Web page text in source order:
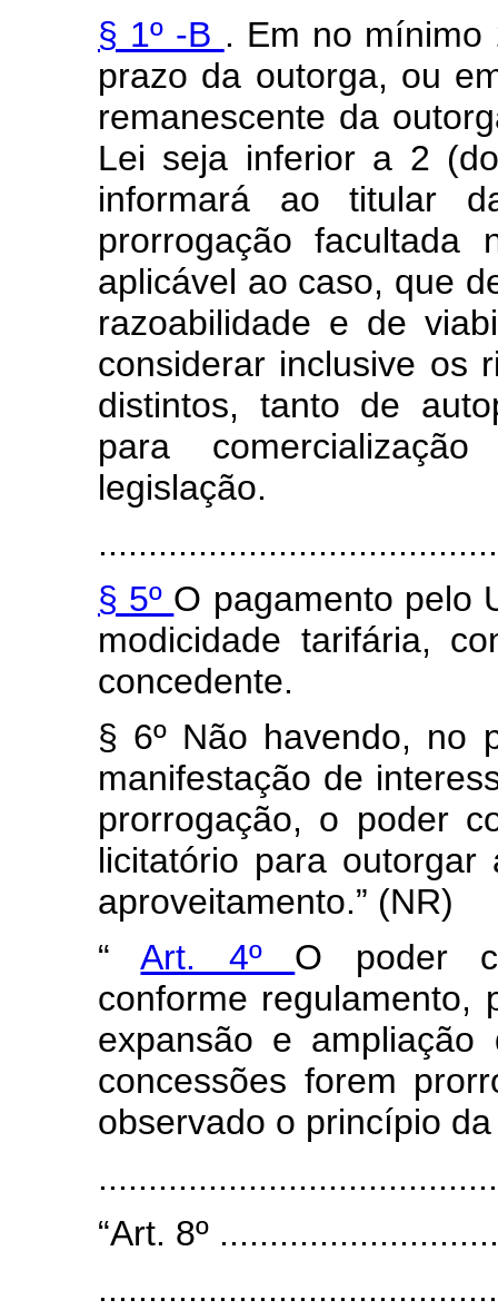
§ 1º -B . Em no
prazo da outorga, ou
remanescente da
Lei seja inferior a 2
informará ao titular
prorrogação
aplicável ao caso, que
razoabilidade e de
considerar inclusive os
distintos, tanto de
para
legislação.
§ 5º O pagamento pelo
modicidade tarifária,
concedente.
§ 6º Não havendo, no
manifestação de
prorrogação, o poder
licitatório para
aproveitamento.” (NR)
“Art. 4º O poder
conforme regulamento,
expansão e ampliação
concessões forem
observado o princípio
“Art. 8º